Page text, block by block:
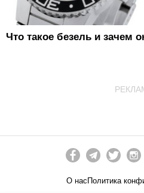
Что такое безель и зачем
О насПолитика